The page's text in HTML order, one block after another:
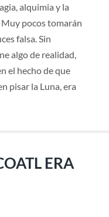
alquimia y la
pocos tomarán
falsa. Sin
algo de realidad,
el hecho de que
pisar la Luna, era
ERA